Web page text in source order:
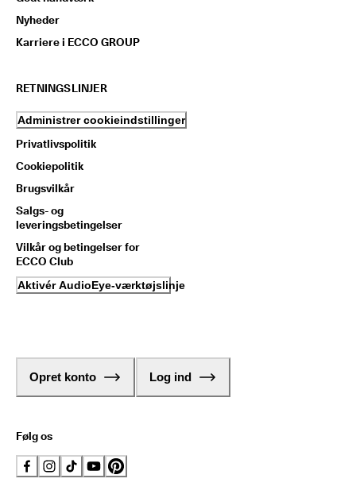
Nyheder
Karriere i ECCO GROUP
RETNINGSLINJER
Administrer cookieindstillinger
Privatlivspolitik
Cookiepolitik
Brugsvilkår
Salgs- og
leveringsbetingelser
Vilkår og betingelser for
ECCO Club
Aktivér AudioEye-værktøjslinje
Opret konto Log ind
Følg os